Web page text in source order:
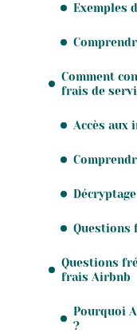
Exemples
Comment
frais de
Accès
Questions
Questions
frais Airbnb
Pourquoi
?